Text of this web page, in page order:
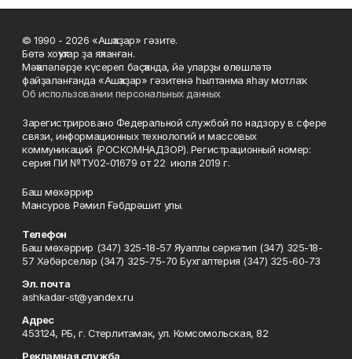
© 1990 - 2026 «Ашҡаҙар» гәзите.
Бөтә хоҡуҡтар ҙа яҡланған.
Мәҡәләләрҙе күсереп баҫҡанда, йә уларҙы өлөшләтә
файҙаланғанда «Ашҡаҙар» гәзитенә һылтанма яһау мотлаҡ.
Об использовании персональных данных
Зарегистрировано Федеральной службой по надзору в сфере
связи, информационных технологий и массовых
коммуникаций (РОСКОМНАДЗОР). Регистрационный номер:
серия ПИ №ТУ02-01679 от 22 июля 2019 г.
Баш мөхәррир
Мансуров Рәмил Ғәбдрәшит улы.
Телефон
Баш мөхәррир (347) 325-18-57 Яуаплы сәркәтип (347) 325-18-
57 Хәбәрселәр (347) 325-75-70 Бухгалтерия (347) 325-60-73
Эл. почта
ashkadar-st@yandex.ru
Адрес
453124, РБ, г. Стерлитамак, ул. Комсомольская, 82
Рекламная служба